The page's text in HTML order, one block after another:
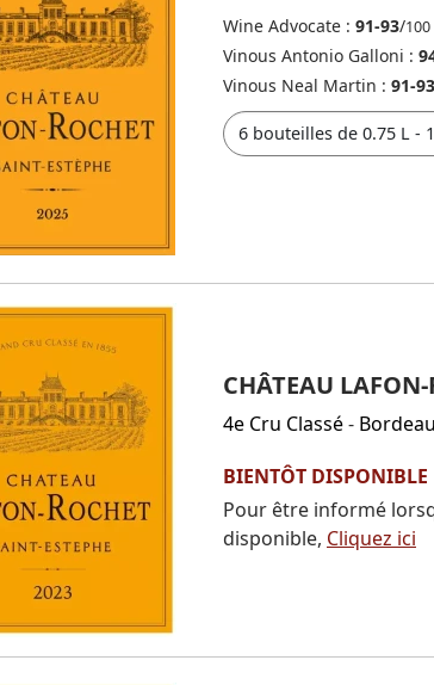
Wine Advocate : 91-93/100
Vinous Antonio Galloni :
Vinous Neal Martin : 91-93
CHÂTEAU
4e Cru Classé-
BIENTÔT DISPONIBLE
Pour être informé
disponible, Cliquez ici